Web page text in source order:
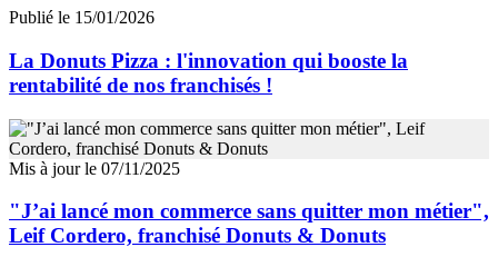
Publié le 15/01/2026
La Donuts Pizza : l'innovation qui booste la
rentabilité de nos franchisés !
Mis à jour le 07/11/2025
"J’ai lancé mon commerce sans quitter mon métier",
Leif Cordero, franchisé Donuts & Donuts